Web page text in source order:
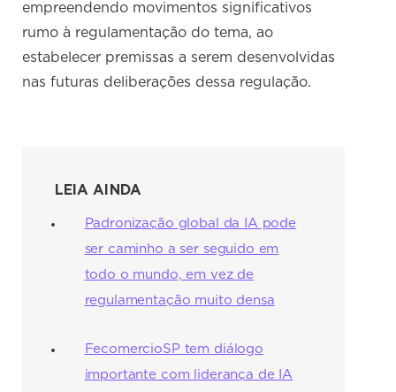
empreendendo movimentos significativos
rumo à regulamentação do tema, ao
estabelecer premissas a serem desenvolvidas
nas futuras deliberações dessa regulação.
LEIA AINDA
Padronização global da IA pode
ser caminho a ser seguido em
todo o mundo, em vez de
regulamentação muito densa
FecomercioSP tem diálogo
importante com liderança de IA